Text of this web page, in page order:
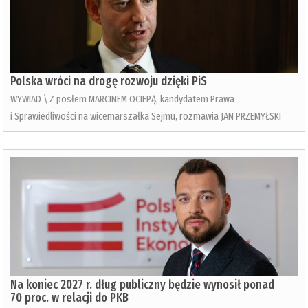
Polska wróci na drogę rozwoju dzięki PiS
WYWIAD \ Z posłem MARCINEM OCIEPĄ, kandydatem Prawa
i Sprawiedliwości na wicemarszałka Sejmu, rozmawia JAN PRZEMYŁSKI
Na koniec 2027 r. dług publiczny będzie wynosił ponad
70 proc. w relacji do PKB